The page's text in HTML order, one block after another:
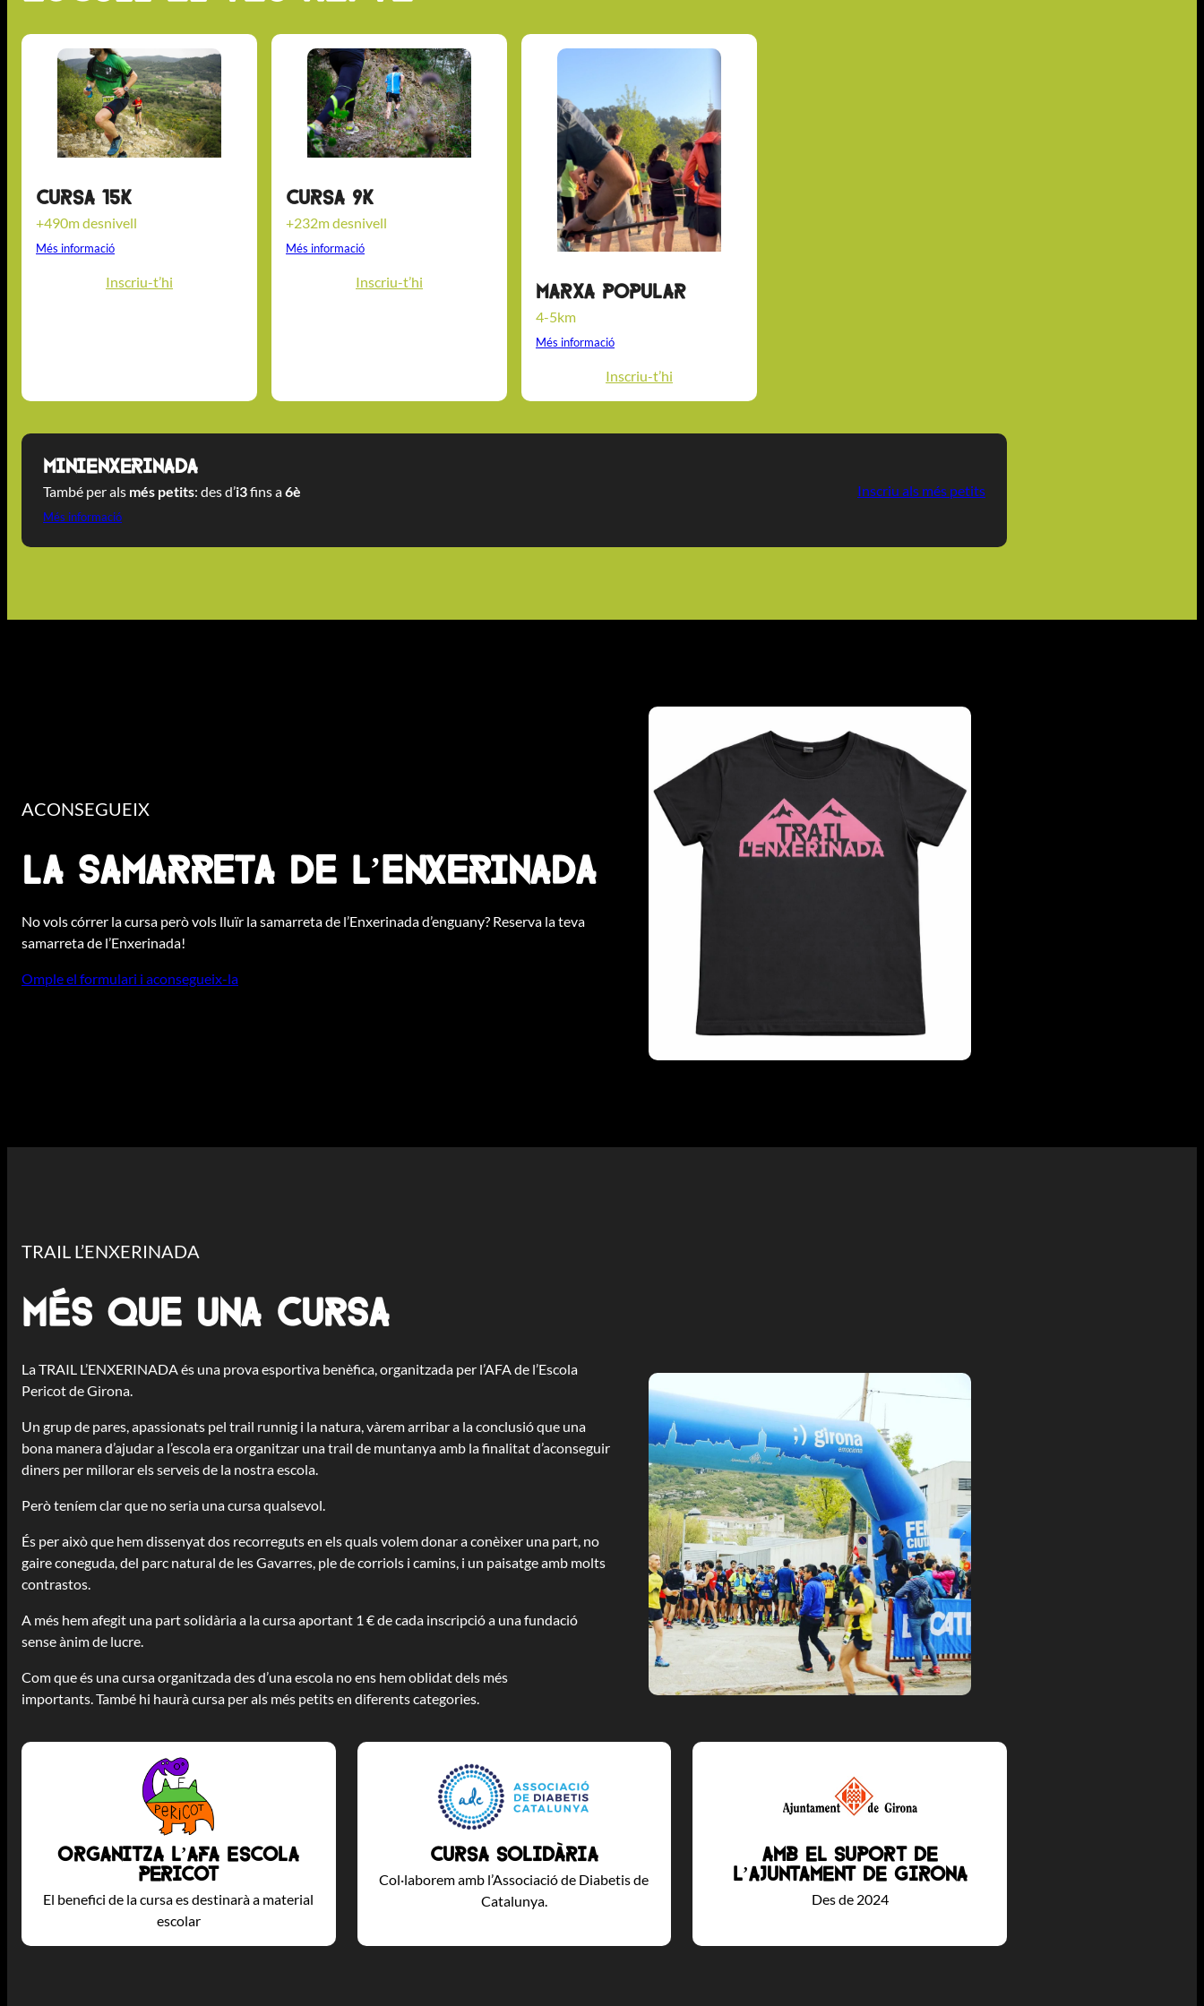
Cursa 15K
+490m desnivell
Més informació
Inscriu-t’hi
Cursa 9K
+232m desnivell
Més informació
Inscriu-t’hi Marxa popular
4-5km
Més informació
Inscriu-t’hi
Minienxerinada
També per als més petits: des d’i3fins a6è
Més informació
Inscriu als més petits
ACONSEGUEIX
La samarreta de l’Enxerinada
No vols córrer la cursa però vols lluïr la samarreta de l’Enxerinada d’enguany? Reserva la teva
samarreta de l’Enxerinada!
Omple el formulari i aconsegueix-la
TRAIL L’ENXERINADA
Més que una cursa
La TRAIL L’ENXERINADA és una prova esportiva benèfica, organitzada per l’AFA de l’Escola
Pericot de Girona.
Un grup de pares, apassionats pel trail runnig i la natura, vàrem arribar a la conclusió que una
bona manera d’ajudar a l’escola era organitzar una trail de muntanya amb la finalitat d’aconseguir
diners per millorar els serveis de la nostra escola.
Però teníem clar que no seria una cursa qualsevol.
És per això que hem dissenyat dos recorreguts en els quals volem donar a conèixer una part, no
gaire coneguda, del parc natural de les Gavarres, ple de corriols i camins, i un paisatge amb molts
contrastos.
A més hem afegit una part solidària a la cursa aportant 1 € de cada inscripció a una fundació
sense ànim de lucre.
Com que és una cursa organitzada des d’una escola no ens hem oblidat dels més
importants. També hi haurà cursa per als més petits en diferents categories.
Organitza l’AFA Escola
Pericot
El benefici de la cursa es destinarà a material
escolar
Cursa solidària
Col·laborem amb l’Associació de Diabetis de
Catalunya.
Amb el suport de
l’Ajuntament de Girona
Des de 2024